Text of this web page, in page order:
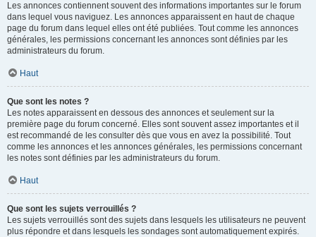
Les annonces contiennent souvent des informations importantes sur le forum
dans lequel vous naviguez. Les annonces apparaissent en haut de chaque
page du forum dans lequel elles ont été publiées. Tout comme les annonces
générales, les permissions concernant les annonces sont définies par les
administrateurs du forum.
Haut
Que sont les notes ?
Les notes apparaissent en dessous des annonces et seulement sur la
première page du forum concerné. Elles sont souvent assez importantes et il
est recommandé de les consulter dès que vous en avez la possibilité. Tout
comme les annonces et les annonces générales, les permissions concernant
les notes sont définies par les administrateurs du forum.
Haut
Que sont les sujets verrouillés ?
Les sujets verrouillés sont des sujets dans lesquels les utilisateurs ne peuvent
plus répondre et dans lesquels les sondages sont automatiquement expirés.